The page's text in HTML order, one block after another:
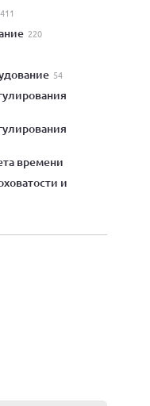
220
54
времени